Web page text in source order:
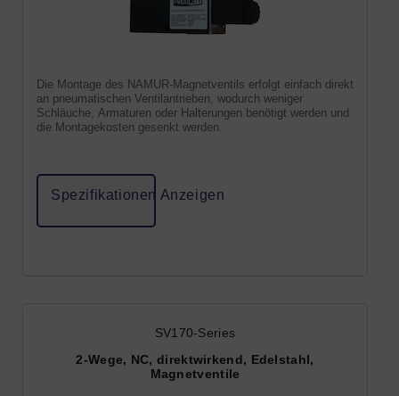
Die Montage des NAMUR-Magnetventils erfolgt einfach direkt
an pneumatischen Ventilantrieben, wodurch weniger
Schläuche, Armaturen oder Halterungen benötigt werden und
die Montagekosten gesenkt werden.
Spezifikationen Anzeigen
SV170-Series
2-Wege, NC, direktwirkend, Edelstahl,
Magnetventile